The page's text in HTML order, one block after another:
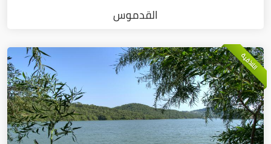
القدموس
اللاذقية